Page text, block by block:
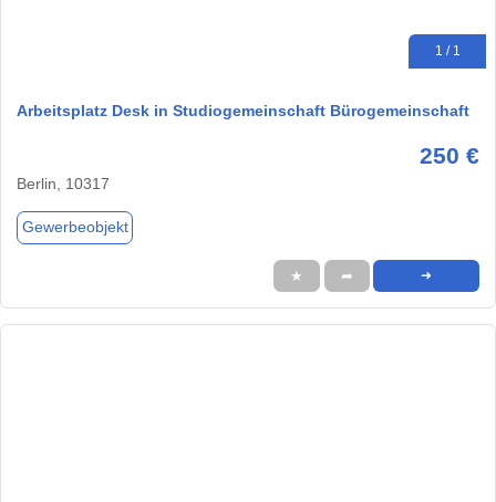
1 / 1
Arbeitsplatz Desk in Studiogemeinschaft Bürogemeinschaft
250 €
Berlin, 10317
Gewerbeobjekt
★ ➦ ➜